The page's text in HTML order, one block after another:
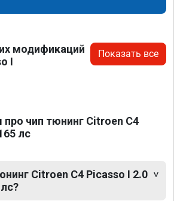
модификаций
I
Показать все
чип тюнинг Citroen C4
лс
Citroen C4 Picasso I 2.0